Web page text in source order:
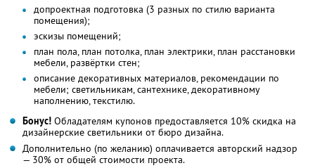
допроектная подготовка (3 разных по стилю варианта
помещения);
эскизы помещений;
план пола, план потолка, план электрики, план расстановки
мебели, развёртки стен;
описание декоративных материалов, рекомендации по
мебели; светильникам, сантехнике, декоративному
наполнению, текстилю.
Бонус! Обладателям купонов предоставляется 10% скидка на
дизайнерские светильники от бюро дизайна.
Дополнительно (по желанию) оплачивается авторский надзор
— 30% от общей стоимости проекта.